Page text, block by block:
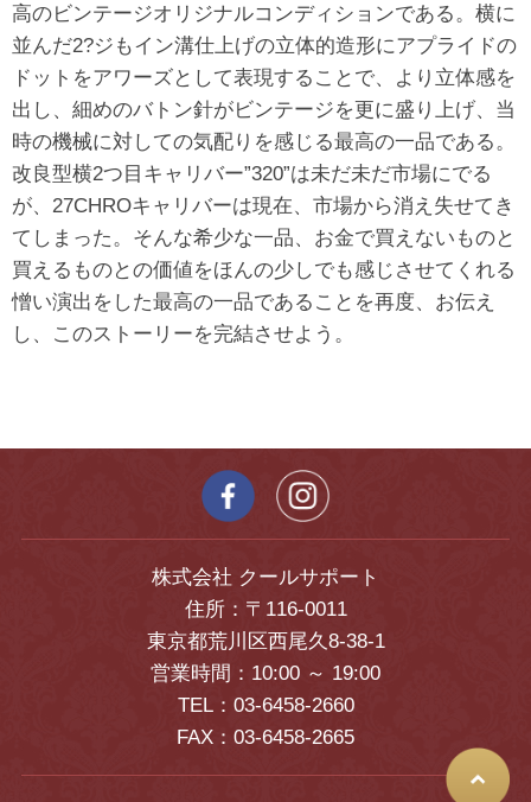
高のビンテージオリジナルコンディションである。横に
並んだ2?ジもイン溝仕上げの立体的造形にアプライドの
ドットをアワーズとして表現することで、より立体感を
出し、細めのバトン針がビンテージを更に盛り上げ、当
時の機械に対しての気配りを感じる最高の一品である。
改良型横2つ目キャリバー”320”は未だ未だ市場にでる
が、27CHROキャリバーは現在、市場から消え失せてき
てしまった。そんな希少な一品、お金で買えないものと
買えるものとの価値をほんの少しでも感じさせてくれる
憎い演出をした最高の一品であることを再度、お伝え
し、このストーリーを完結させよう。
株式会社 クールサポート
住所：〒116-0011
東京都荒川区西尾久8-38-1
営業時間：10:00 ～ 19:00
TEL：03-6458-2660
FAX：03-6458-2665